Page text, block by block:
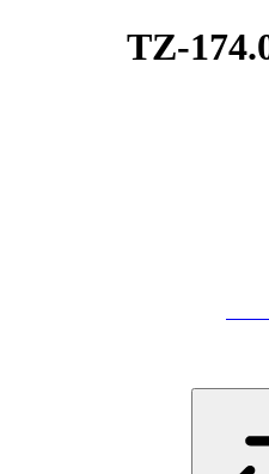
TZ-